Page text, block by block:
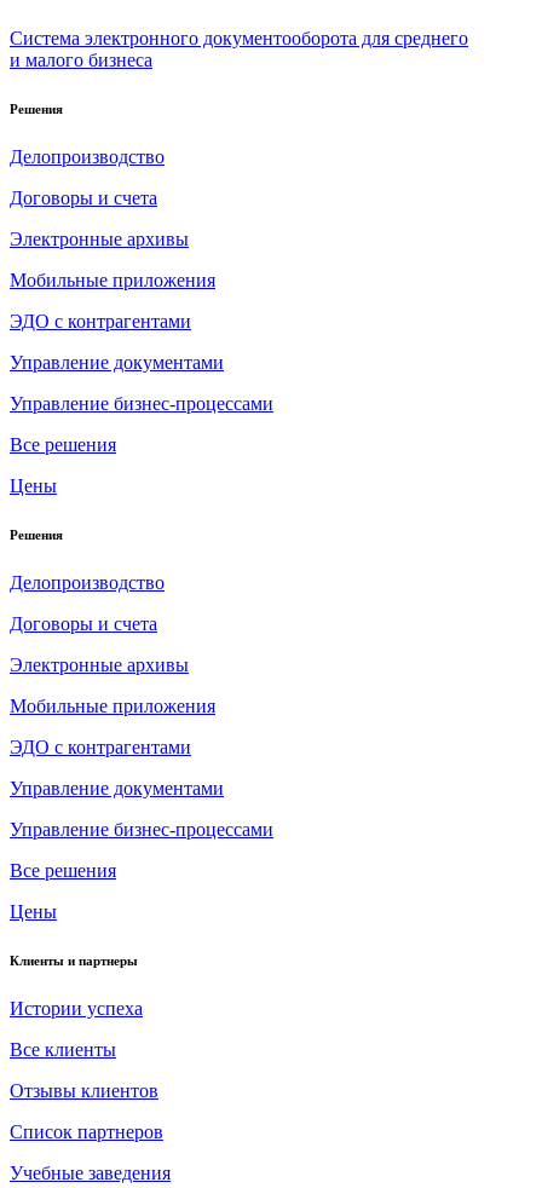
Система электронного документооборота для среднего
и малого бизнеса
Решения
Делопроизводство
Договоры и счета
Электронные архивы
Мобильные приложения
ЭДО с контрагентами
Управление документами
Управление бизнес-процессами
Все решения
Цены
Решения
Делопроизводство
Договоры и счета
Электронные архивы
Мобильные приложения
ЭДО с контрагентами
Управление документами
Управление бизнес-процессами
Все решения
Цены
Клиенты и партнеры
Истории успеха
Все клиенты
Отзывы клиентов
Список партнеров
Учебные заведения